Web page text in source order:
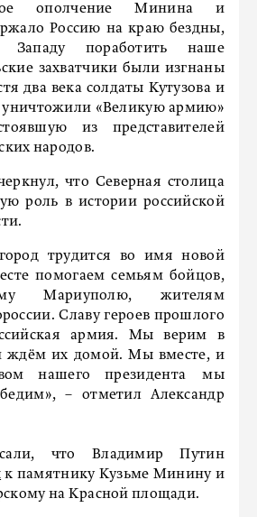
ополчение Минина и
Россию на краю бездны,
Западу поработить наше
захватчики были изгнаны
два века солдаты Кутузова и
уничтожили «Великую армию»
из представителей
народов.
что Северная столица
роль в истории российской
трудится во имя новой
помогаем семьям бойцов,
Мариуполю, жителям
Славу героев прошлого
армия. Мы верим в
ждём их домой. Мы вместе, и
нашего президента мы
– отметил Александр
что Владимир Путин
к памятнику Кузьме Минину и
на Красной площади.